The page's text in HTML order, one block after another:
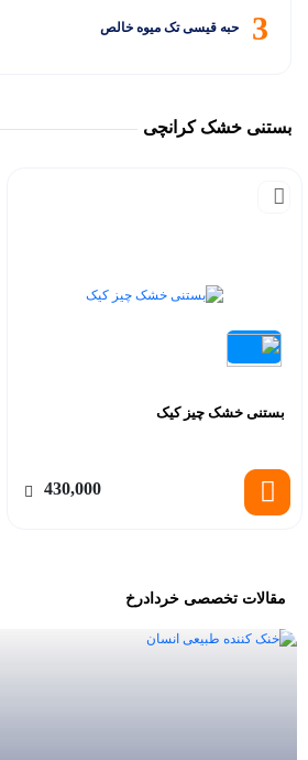
3 حبه قیسی تک میوه خالص
بستنی خشک کرانچی
بستنی خشک چیز کیک
430,000
مقالات تخصصی خردادرخ